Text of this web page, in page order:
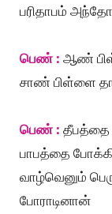
பரிதாபம்
பெண் : ஆண்
சாண் பிள்ளை
பெண் : தீபத்தை
பாபத்தை
வாழ்வெனும்
போராடினான்